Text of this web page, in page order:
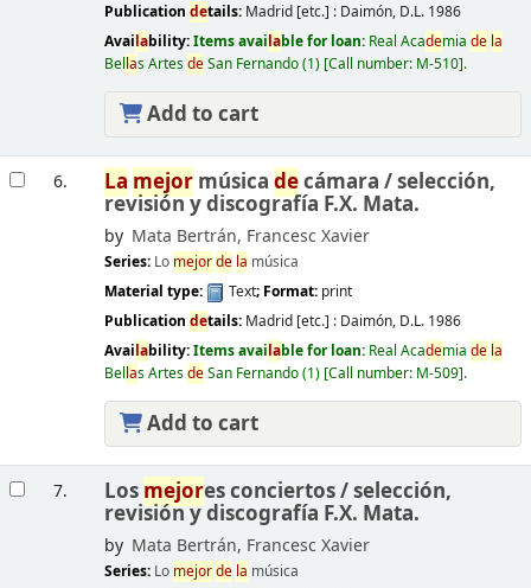
Publication details: Madrid [etc.] : Daimón, D.L. 1986
Availability:Items available for loan: Real Academia de la
Bellas ArtesdeSan Fernando(1) Call number: M-510 .
Add to cart
6. La mejormúsica decámara /selección,
revisión y discografía F.X. Mata.
by Mata Bertrán, Francesc Xavier
Series: Lo mejorde la música
Material type:
Text; Format: print
Publication details: Madrid [etc.] : Daimón, D.L. 1986
Availability:Items available for loan: Real Academia de la
Bellas ArtesdeSan Fernando(1) Call number: M-509 .
Add to cart
7. Los mejores conciertos /selección,
revisión y discografía F.X. Mata.
by Mata Bertrán, Francesc Xavier
Series: Lo mejorde la música